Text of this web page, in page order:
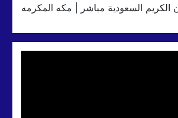
الكريم السعودية مباشر | مكه المكرمه